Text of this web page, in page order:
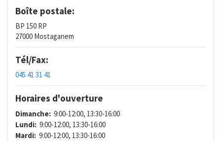
Boîte postale:
BP 150 RP
27000 Mostaganem
Tél/Fax:
045 41 31 41
Horaires d'ouverture
Dimanche: 9:00-12:00, 13:30-16:00
Lundi: 9:00-12:00, 13:30-16:00
Mardi: 9:00-12:00, 13:30-16:00